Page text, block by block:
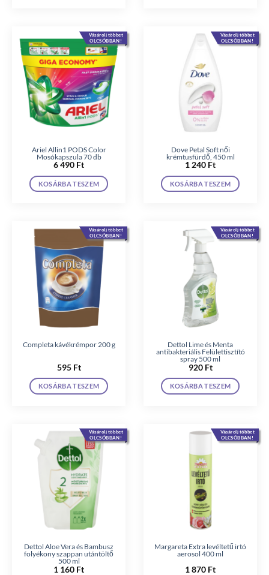
Vásárolj többet
OLCSÓBBAN!
Ariel Allin1 PODS Color
Mosókapszula 70 db
6 490 Ft
KOSÁRBA TESZEM
Vásárolj többet
OLCSÓBBAN!
Dove Petal Soft női
krémtusfürdő, 450 ml
1 240 Ft
KOSÁRBA TESZEM
Vásárolj többet
OLCSÓBBAN!
Completa kávékrémpor 200 g
595 Ft
KOSÁRBA TESZEM
Vásárolj többet
OLCSÓBBAN!
Dettol Lime és Menta
antibakteriális Felülettisztító
spray 500 ml
920 Ft
KOSÁRBA TESZEM
Vásárolj többet
OLCSÓBBAN!
Dettol Aloe Vera és Bambusz
folyékony szappan utántöltő
500 ml
1 160 Ft
Vásárolj többet
OLCSÓBBAN!
Margareta Extra levéltetű irtó
aerosol 400 ml
1 870 Ft